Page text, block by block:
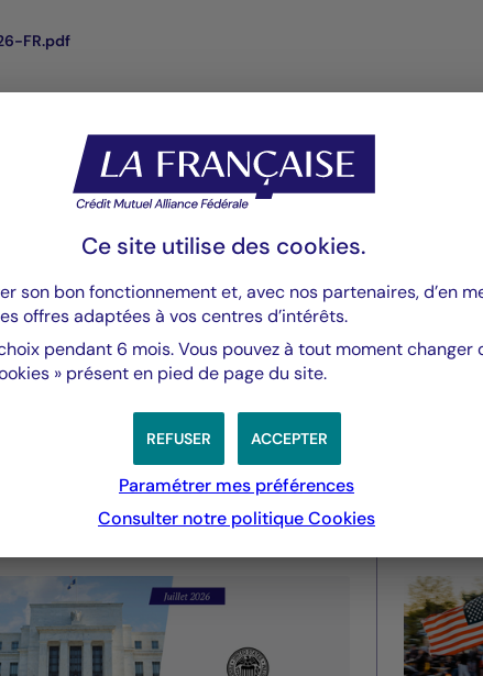
FR.pdf
Valeurs mobilières
Fed - juillet 2026 : La Fed
maintient des taux stables
Valeurs
Ce site utilise des cookies.
son bon fonctionnement et, avec nos partenaires, d’en
offres adaptées à vos centres d’intérêts.
pendant 6 mois. Vous pouvez à tout moment changer
» présent en pied de page du site.
ACCEPTER
REFUSER
Paramétrer mes préférences
Consulter notre politiqueCookies